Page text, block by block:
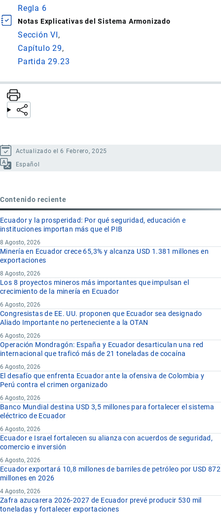
Regla 6
Notas Explicativas del Sistema Armonizado
Sección VI
Capítulo 29
Partida 29.23
Actualizado el 6 Febrero, 2025
Español
Contenido reciente
Ecuador y la prosperidad: Por qué seguridad, educación e
instituciones importan más que el PIB
8 Agosto, 2026
Minería en Ecuador crece 65,3% y alcanza USD 1.381 millones en
exportaciones
8 Agosto, 2026
Los 8 proyectos mineros más importantes que impulsan el
crecimiento de la minería en Ecuador
6 Agosto, 2026
Congresistas de EE. UU. proponen que Ecuador sea designado
Aliado Importante no perteneciente a la OTAN
6 Agosto, 2026
Operación Mondragón: España y Ecuador desarticulan una red
internacional que traficó más de 21 toneladas de cocaína
6 Agosto, 2026
El desafío que enfrenta Ecuador ante la ofensiva de Colombia y
Perú contra el crimen organizado
6 Agosto, 2026
Banco Mundial destina USD 3,5 millones para fortalecer el sistema
eléctrico de Ecuador
6 Agosto, 2026
Ecuador e Israel fortalecen su alianza con acuerdos de seguridad,
comercio e inversión
6 Agosto, 2026
Ecuador exportará 10,8 millones de barriles de petróleo por USD 872
millones en 2026
4 Agosto, 2026
Zafra azucarera 2026-2027 de Ecuador prevé producir 530 mil
toneladas y fortalecer exportaciones